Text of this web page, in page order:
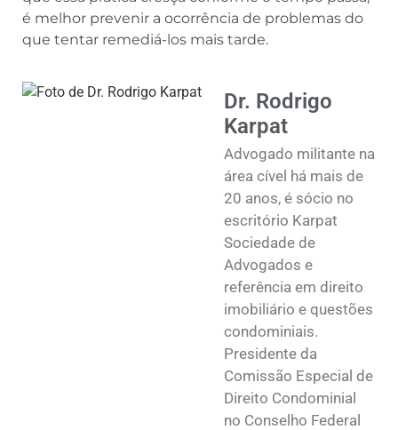
é melhor prevenir a ocorrência de problemas do
que tentar remediá-los mais tarde.
Dr. Rodrigo
Karpat
Advogado militante na
área cível há mais de
20 anos, é sócio no
escritório Karpat
Sociedade de
Advogados e
referência em direito
imobiliário e questões
condominiais.
Presidente da
Comissão Especial de
Direito Condominial
no Conselho Federal